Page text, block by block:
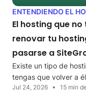
ENTENDIENDO EL
El hosting que
renovar tu
pasarse a
Existe un tipo de
tengas que volver a
Jul 24, 2026 15 min